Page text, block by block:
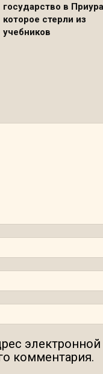
государство в
которое стерли из
учебников
комментария.